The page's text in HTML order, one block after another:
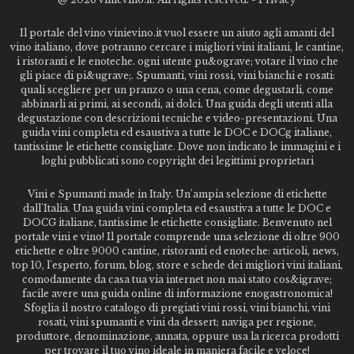
Il portale del vino vinievino.it vuol essere un aiuto agli amanti del
vino italiano, dove potranno cercare i migliori vini italiani, le cantine,
i ristoranti e le enoteche. ogni utente pu&ograve; votare il vino che
gli piace di pi&ugrave;. Spumanti, vini rossi, vini bianchi e rosati:
quali scegliere per un pranzo o una cena, come degustarli, come
abbinarli ai primi, ai secondi, ai dolci. Una guida degli utenti alla
degustazione con descrizioni tecniche e video-presentazioni. Una
guida vini completa ed esaustiva a tutte le DOC e DOCg italiane,
tantissime le etichette consigliate. Dove non indicato le immagini e i
loghi pubblicati sono copyright dei legittimi proprietari
Vini e Spumanti made in Italy. Un'ampia selezione di etichette
dall'Italia. Una guida vini completa ed esaustiva a tutte le DOC e
DOCG italiane, tantissime le etichette consigliate. Benvenuto nel
portale vini e vino! Il portale comprende una selezione di oltre 900
etichette e oltre 9000 cantine, ristoranti ed enoteche: articoli, news,
top 10, l'esperto, forum, blog, store e schede dei migliori vini italiani,
comodamente da casa tua via internet non mai stato cos&igrave;
facile avere una guida online di informazione enogastronomica!
Sfoglia il nostro catalogo di pregiati vini rossi, vini bianchi, vini
rosati, vini spumanti e vini da dessert; naviga per regione,
produttore, denominazione, annata, oppure usa la ricerca prodotti
per trovare il tuo vino ideale in maniera facile e veloce!